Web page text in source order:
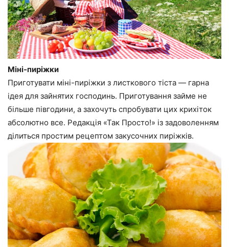
Міні-пиріжки
Приготувати міні-пиріжки з листкового тіста — гарна
ідея для зайнятих господинь. Приготування займе не
більше півгодини, а захочуть спробувати цих крихіток
абсолютно все. Редакція «Так Просто!» із задоволенням
ділиться простим рецептом закусочних пиріжків.